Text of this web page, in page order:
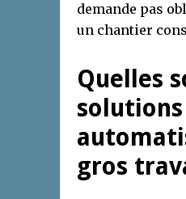
demande pas
un chantier
Quelles
gros